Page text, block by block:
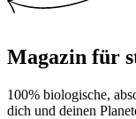
Magazin für
100% biologische,
dich und deinen